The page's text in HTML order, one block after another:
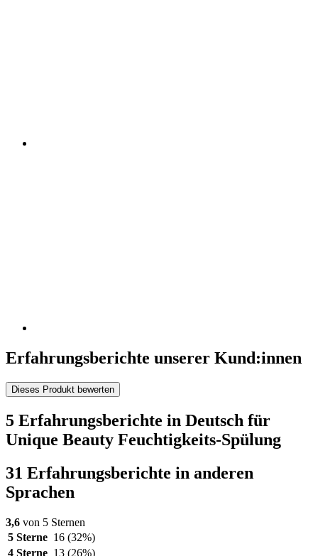
Erfahrungsberichte unserer Kund:innen
Dieses Produkt bewerten
5 Erfahrungsberichte in Deutsch für
Unique Beauty Feuchtigkeits-Spülung
31 Erfahrungsberichte in anderen
Sprachen
3,6 von 5 Sternen
5 Sterne 16 (32%)
4 Sterne 13 (26%)